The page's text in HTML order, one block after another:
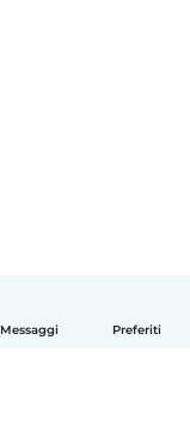
Messaggi Preferiti